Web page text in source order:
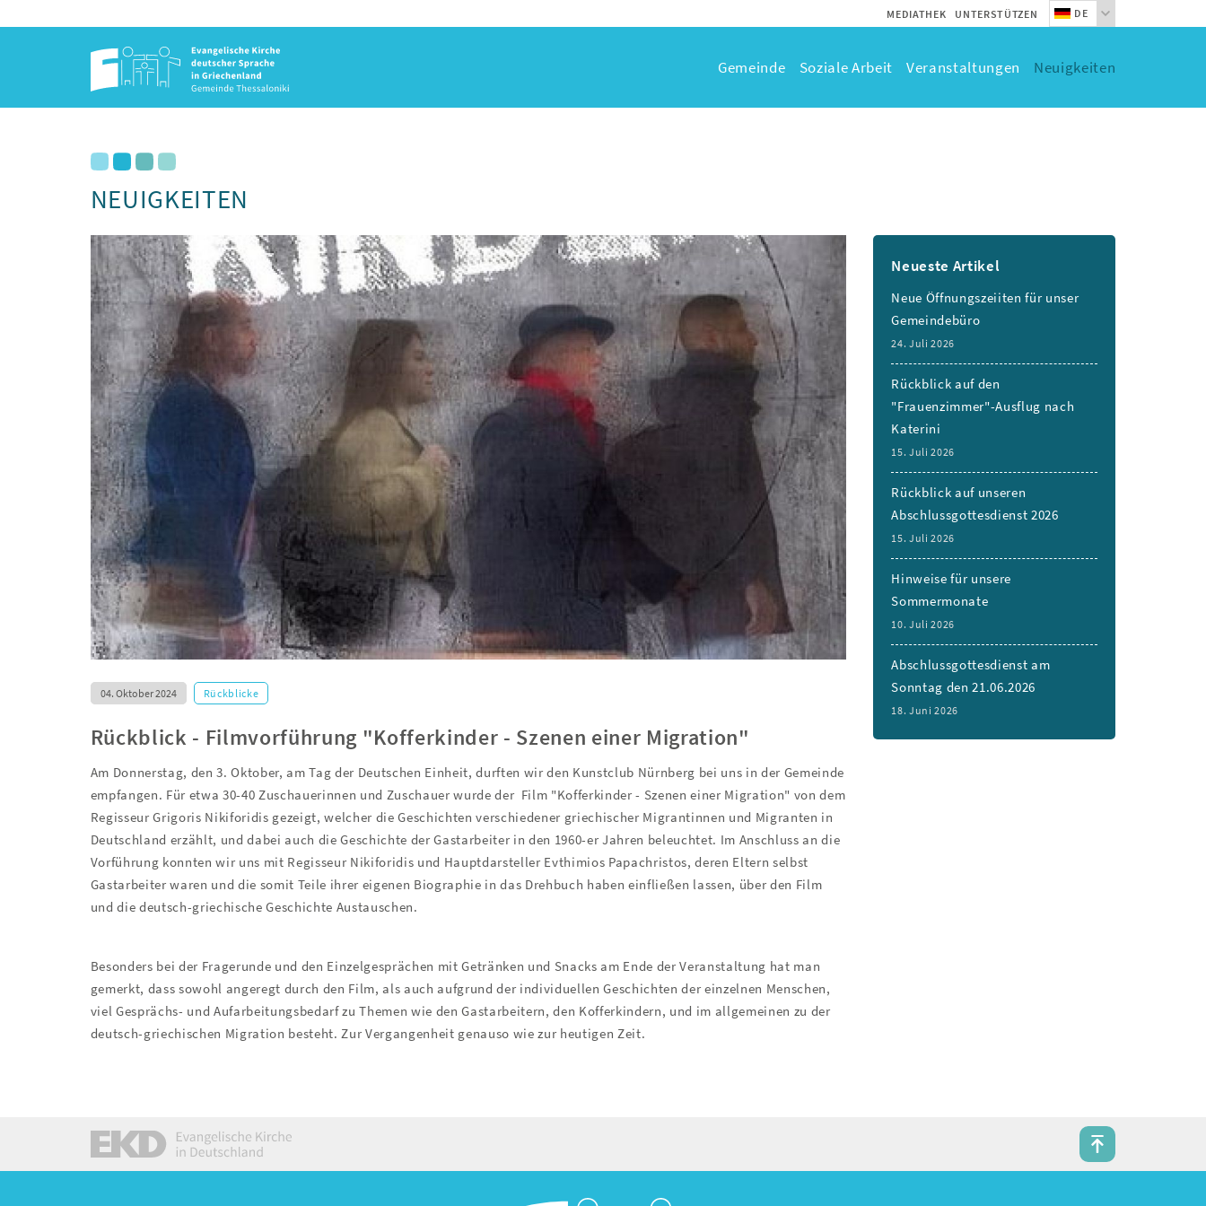
MEDIATHEK UNTERSTÜTZEN DE
Gemeinde Soziale Arbeit Veranstaltungen Neuigkeiten
NEUIGKEITEN
04. Oktober 2024 Rückblicke
Rückblick - Filmvorführung "Kofferkinder - Szenen einer Migration"
Am Donnerstag, den 3. Oktober, am Tag der Deutschen Einheit, durften wir den Kunstclub Nürnberg bei uns in der Gemeinde
empfangen. Für etwa 30-40 Zuschauerinnen und Zuschauer wurde der Film "Kofferkinder - Szenen einer Migration" von dem
Regisseur Grigoris Nikiforidis gezeigt, welcher die Geschichten verschiedener griechischer Migrantinnen und Migranten in
Deutschland erzählt, und dabei auch die Geschichte der Gastarbeiter in den 1960-er Jahren beleuchtet. Im Anschluss an die
Vorführung konnten wir uns mit Regisseur Nikiforidis und Hauptdarsteller Evthimios Papachristos, deren Eltern selbst
Gastarbeiter waren und die somit Teile ihrer eigenen Biographie in das Drehbuch haben einfließen lassen, über den Film
und die deutsch-griechische Geschichte Austauschen.
Besonders bei der Fragerunde und den Einzelgesprächen mit Getränken und Snacks am Ende der Veranstaltung hat man
gemerkt, dass sowohl angeregt durch den Film, als auch aufgrund der individuellen Geschichten der einzelnen Menschen,
viel Gesprächs- und Aufarbeitungsbedarf zu Themen wie den Gastarbeitern, den Kofferkindern, und im allgemeinen zu der
deutsch-griechischen Migration besteht. Zur Vergangenheit genauso wie zur heutigen Zeit.
Neueste Artikel
Neue Öffnungszeiiten für unser
Gemeindebüro
24. Juli 2026
Rückblick auf den
"Frauenzimmer"-Ausflug nach
Katerini
15. Juli 2026
Rückblick auf unseren
Abschlussgottesdienst 2026
15. Juli 2026
Hinweise für unsere
Sommermonate
10. Juli 2026
Abschlussgottesdienst am
Sonntag den 21.06.2026
18. Juni 2026